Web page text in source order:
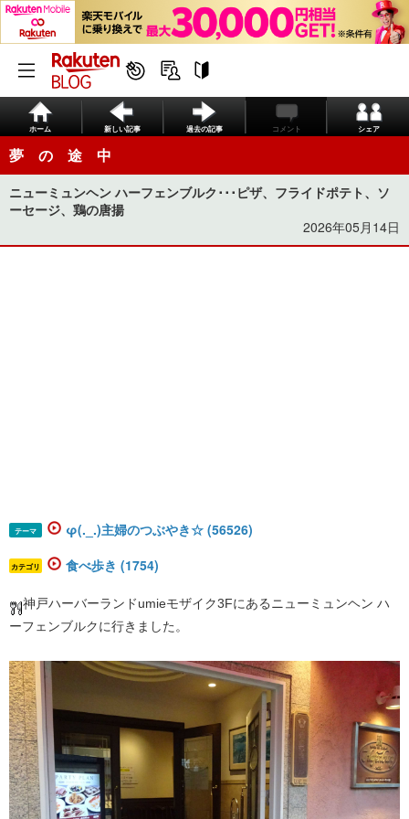
ホーム 新しい記事 過去の記事 コメント シェア
夢 の 途 中
ニューミュンヘン ハーフェンブルク･･･ピザ、フライドポテト、ソ
ーセージ、鶏の唐揚
2026年05月14日
テーマ φ(._.)主婦のつぶやき☆ (56526)
カテゴリ 食べ歩き (1754)
神戸ハーバーランドumieモザイク3Fにあるニューミュンヘン ハ
ーフェンブルクに行きました。